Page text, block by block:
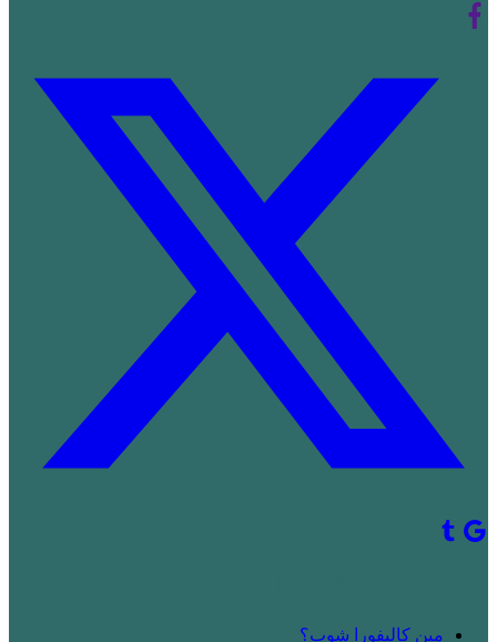
مين كاليفورا شوب؟